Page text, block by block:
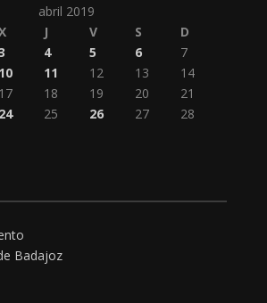
abril 2019
J V S
D
4 5 6
7
10 11 12 13
14
17 18 19 20
21
24 25 26 27
28
Badajoz